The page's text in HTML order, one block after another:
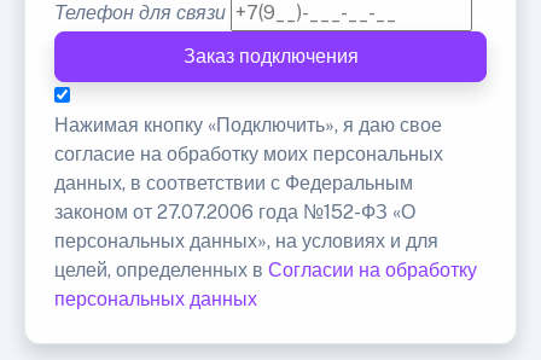
Телефон для связи
Заказ подключения
Нажимая кнопку «Подключить», я даю свое
согласие на обработку моих персональных
данных, в соответствии с Федеральным
законом от 27.07.2006 года №152-ФЗ «О
персональных данных», на условиях и для
целей, определенных в Согласии на обработку
персональных данных